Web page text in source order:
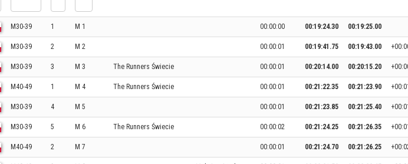
M30-39 1 M 1 00:00:00 00:19:24.30 00:19:25.00
M30-39 2 M 2 00:00:01 00:19:41.75 00:19:43.00
M30-39 3 M 3 The Runners Świecie 00:00:01 00:20:14.00 00:20:15.20
M40-49 1 M 4 The Runners Świecie 00:00:01 00:21:22.35 00:21:23.90
M30-39 4 M 5 00:00:01 00:21:23.85 00:21:25.40
M30-39 5 M 6 The Runners Świecie 00:00:02 00:21:24.25 00:21:26.35
M40-49 2 M 7 00:00:01 00:21:24.70 00:21:26.25